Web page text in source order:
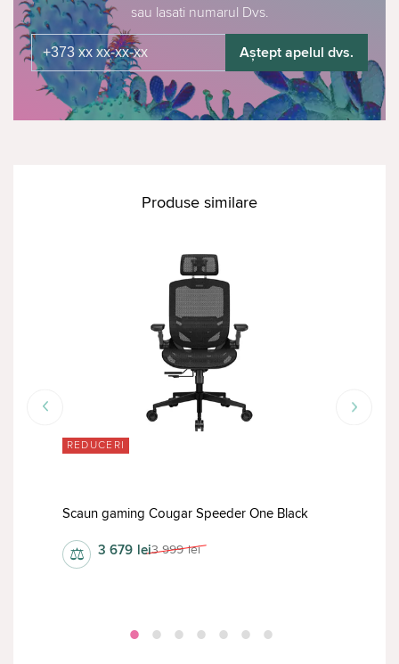
sau lasati numarul Dvs.
Aștept apelul dvs.
Produse similare
REDUCERI
Scaun gaming Cougar Speeder One Black
3 999 lei
3 679 lei
⚖